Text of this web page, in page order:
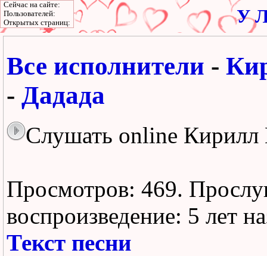
У
Все исполнители -
- Дадада
Слушать online Кирилл
Просмотров: 469.
воспроизведение: 5 лет
Текст песни
Сейчас на сайте:
Пользователей:
Открытых страниц: